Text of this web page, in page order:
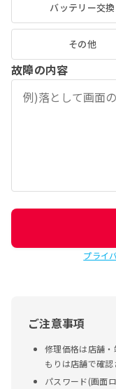
バッテリー交換
その他
故障の内容
プライ
ご注意事項
修理価格は店舗
もりは店舗で確認
パスワード(画面